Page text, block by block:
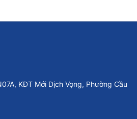
KĐT Mới Dịch Vọng, Phường Cầu